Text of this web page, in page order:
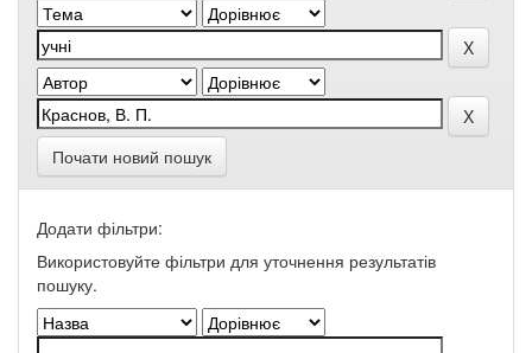
Почати новий пошук
Додати фільтри:
Використовуйте фільтри для уточнення результатів
пошуку.